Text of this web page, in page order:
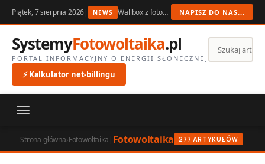
Piątek, 7 sierpnia 2026| NEWS Wallbox z fotowoltaiką 2026: ładowanie auta z nadwyżek PV NAPISZ DO NAS...
SystemyFotowoltaika.pl
PORTAL INFORMACYJNY O ENERGII SŁONECZNEJ
⚡ Kalkulator net-billingu
Strona główna›Fotowoltaika | Fotowoltaika 277 ARTYKUŁÓW